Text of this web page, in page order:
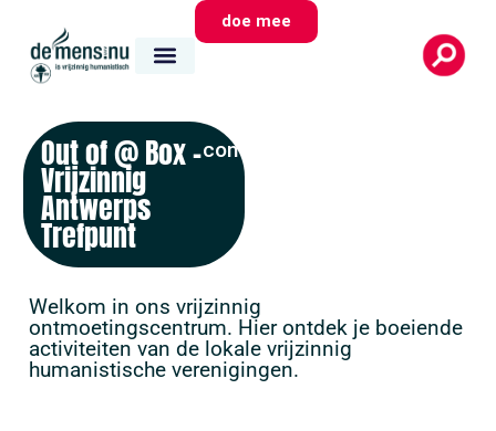
doe mee
Out of @ Box –
Vrijzinnig
Antwerps
Trefpunt
contact
Welkom in ons vrijzinnig
ontmoetingscentrum. Hier ontdek je boeiende
activiteiten van de lokale vrijzinnig
humanistische verenigingen.